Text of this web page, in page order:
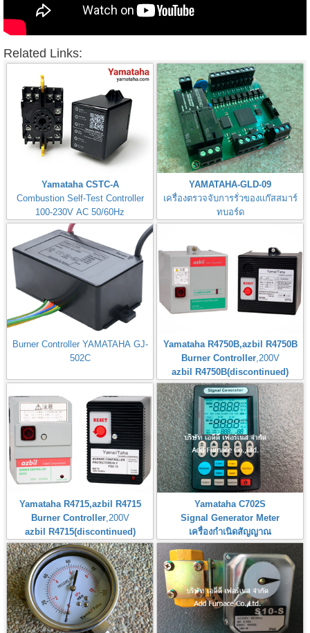
Related Links:
Yamataha CSTC-A
Combustion Self-Test Controller
100-230V AC 50/60Hz
YAMATAHA-GLD-09
เครื่องตรวจจับการรั่วของแก๊สสมาร์
ทบอร์ด
Gas Leak Detector Smart Board
Burner Controller YAMATAHA GJ-
502C
Yamataha R4750B,azbil R4750B
Burner Controller,200V
azbil R4750B(discontinued)
Yamataha R4715,azbil R4715
Burner Controller,200V
azbil R4715(discontinued)
Yamataha C702S
Signal Generator Meter
เครื่องกำเนิดสัญญาณ